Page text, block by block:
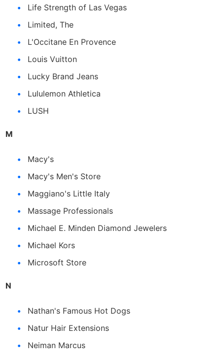
Life Strength of Las Vegas
Limited, The
L'Occitane En Provence
Louis Vuitton
Lucky Brand Jeans
Lululemon Athletica
LUSH
M
Macy's
Macy's Men's Store
Maggiano's Little Italy
Massage Professionals
Michael E. Minden Diamond Jewelers
Michael Kors
Microsoft Store
N
Nathan's Famous Hot Dogs
Natur Hair Extensions
Neiman Marcus